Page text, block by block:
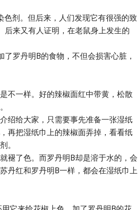
色剂。但后来，人们发现它有很强的致
后来又有人证明，在老鼠身上发生的
罗丹明B的食物，不但会损害心脏，
不一样。好的辣椒面红中带黄，松散
绍给大家，只需要事先准备一张湿纸
再把湿纸巾上的辣椒面弄掉，看看纸
。
褪了色。而罗丹明B却是溶于水的，会
丹红和罗丹明B一样，都会在湿纸巾上